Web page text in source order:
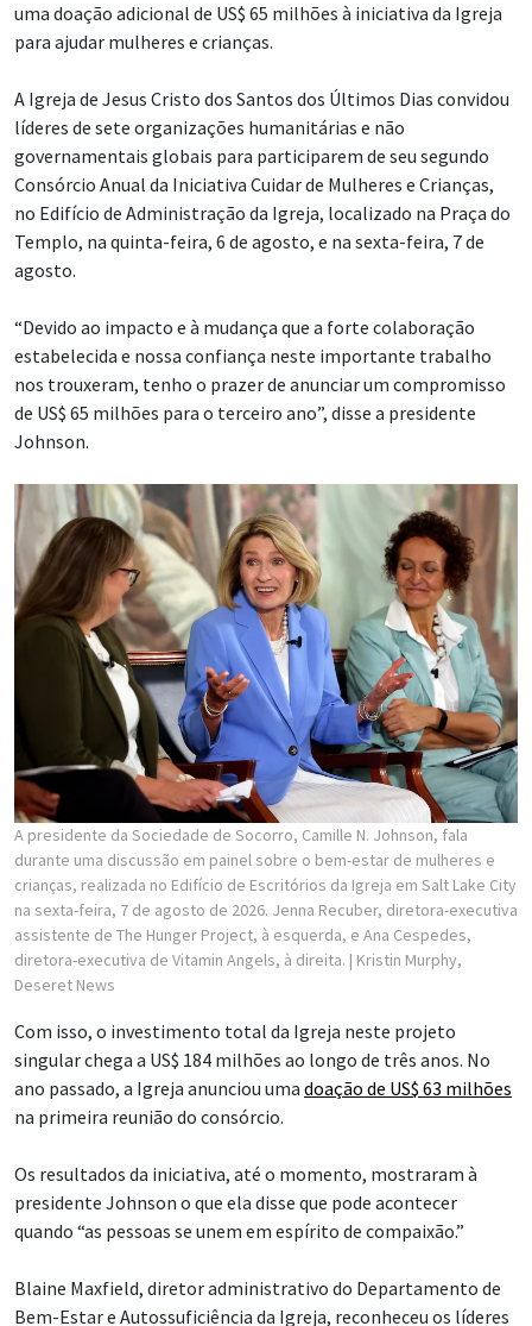
uma doação adicional de US$ 65 milhões à iniciativa da Igreja
para ajudar mulheres e crianças.
A Igreja de Jesus Cristo dos Santos dos Últimos Dias convidou
líderes de sete organizações humanitárias e não
governamentais globais para participarem de seu segundo
Consórcio Anual da Iniciativa Cuidar de Mulheres e Crianças,
no Edifício de Administração da Igreja, localizado na Praça do
Templo, na quinta-feira, 6 de agosto, e na sexta-feira, 7 de
agosto.
“Devido ao impacto e à mudança que a forte colaboração
estabelecida e nossa confiança neste importante trabalho
nos trouxeram, tenho o prazer de anunciar um compromisso
de US$ 65 milhões para o terceiro ano”, disse a presidente
Johnson.
A presidente da Sociedade de Socorro, Camille N. Johnson, fala
durante uma discussão em painel sobre o bem-estar de mulheres e
crianças, realizada no Edifício de Escritórios da Igreja em Salt Lake City
na sexta-feira, 7 de agosto de 2026. Jenna Recuber, diretora-executiva
assistente de The Hunger Project, à esquerda, e Ana Cespedes,
diretora-executiva de Vitamin Angels, à direita. | Kristin Murphy,
Deseret News
Com isso, o investimento total da Igreja neste projeto
singular chega a US$ 184 milhões ao longo de três anos. No
ano passado, a Igreja anunciou uma doação de US$ 63 milhões
na primeira reunião do consórcio.
Os resultados da iniciativa, até o momento, mostraram à
presidente Johnson o que ela disse que pode acontecer
quando “as pessoas se unem em espírito de compaixão.”
Blaine Maxfield, diretor administrativo do Departamento de
Bem-Estar e Autossuficiência da Igreja, reconheceu os líderes